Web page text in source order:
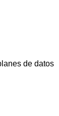
de datos